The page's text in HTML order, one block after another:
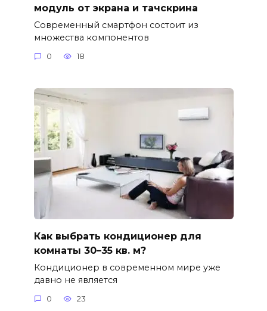
модуль от экрана и тачскрина
Современный смартфон состоит из
множества компонентов
0 18
Как выбрать кондиционер для
комнаты 30–35 кв. м?
Кондиционер в современном мире уже
давно не является
0 23